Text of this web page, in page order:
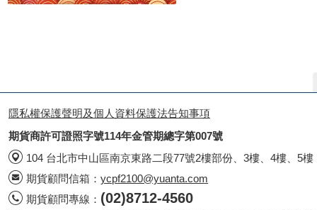
隱私權保護聲明及個人資料保護法告知事項
期貨商許可證照字號114年金管期總字第007號
104 台北市中山區南京東路二段77號2樓部份、3樓、4樓、5樓
期貨顧問信箱： ycpf2100@yuanta.com
期貨顧問專線： (02)8712-4560